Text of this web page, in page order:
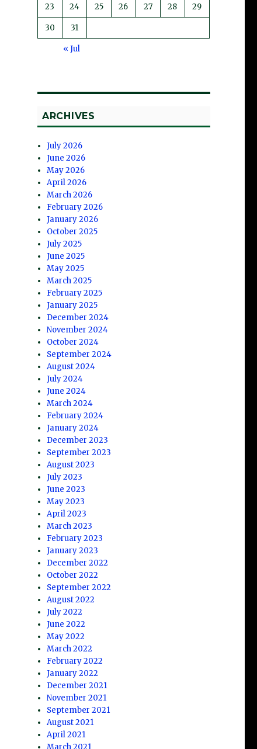
23 24 25 26 27 28 29
30 31
« Jul
ARCHIVES
July 2026
June 2026
May 2026
April 2026
March 2026
February 2026
January 2026
October 2025
July 2025
June 2025
May 2025
March 2025
February 2025
January 2025
December 2024
November 2024
October 2024
September 2024
August 2024
July 2024
June 2024
March 2024
February 2024
January 2024
December 2023
September 2023
August 2023
July 2023
June 2023
May 2023
April 2023
March 2023
February 2023
January 2023
December 2022
October 2022
September 2022
August 2022
July 2022
June 2022
May 2022
March 2022
February 2022
January 2022
December 2021
November 2021
September 2021
August 2021
April 2021